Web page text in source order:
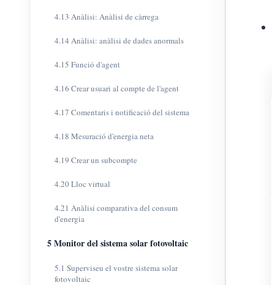
4.13 Anàlisi: Anàlisi de càrrega
4.14 Anàlisi: anàlisi de dades anormals
4.15 Funció d'agent
4.16 Crear usuari al compte de l'agent
4.17 Comentaris i notificació del sistema
4.18 Mesuració d'energia neta
4.19 Crear un subcompte
4.20 Lloc virtual
4.21 Anàlisi comparativa del consum
d'energia
5 Monitor del sistema solar fotovoltaic
5.1 Superviseu el vostre sistema solar
fotovoltaic